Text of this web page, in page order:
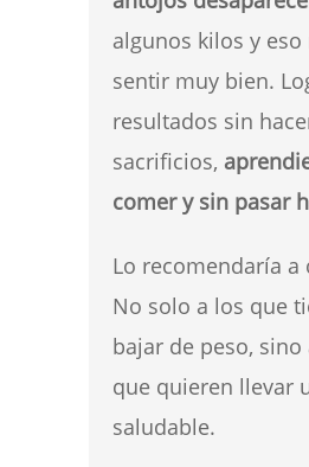
algunos kilos y eso
sentir muy bien.
resultados sin
sacrificios,
comer y sin pasar
Lo recomendaría a
No solo a los que
bajar de peso,
que quieren llevar
saludable.